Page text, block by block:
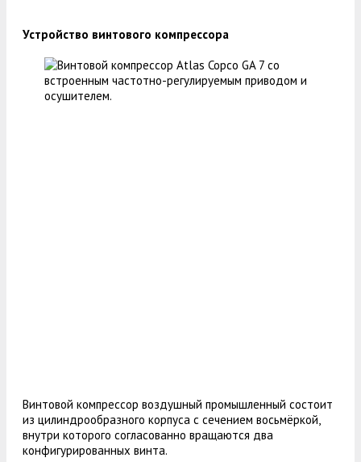
Устройство винтового компрессора
Винтовой компрессор воздушный промышленный состоит
из цилиндрообразного корпуса с сечением восьмёркой,
внутри которого согласованно вращаются два
конфигурированных винта.